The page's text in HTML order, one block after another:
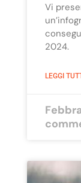
Vi
2024.
LEGGI